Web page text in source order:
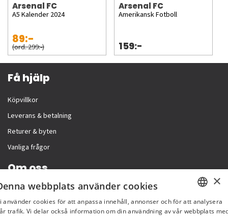
Arsenal FC
A5 Kalender 2024
89:-
(ord. 299:-)
Arsenal FC
Amerikansk Fotboll
159:-
Få hjälp
Köpvillkor
Leverans & betalning
Returer & byten
Vanliga frågor
Om oss
Företagsinformation
SWEDISH
×
webbplats använder cookies
använder cookies för att anpassa innehåll, annonser och för att analysera
trafik. Vi delar också information om din användning av vår webbplats